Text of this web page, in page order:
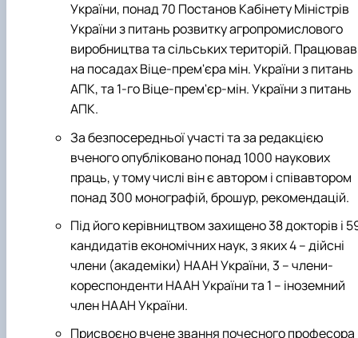
України, понад 70 Постанов Кабінету Міністрів
України з питань розвитку агропромислового
виробництва та сільських територій. Працював
на посадахВіце-прем'єра мін. України з питань
АПК, та 1-го Віце-прем'єр-мін. України з питань
АПК.
За безпосередньої участі та за редакцією
вченого опубліковано по­над 1000 наукових
праць, у тому числі він є автором і співавтором
по­над 300 монографій, брошур, рекомендацій.
Під його керівництвом захищено 38 докторів і
кандидатів економічних наук, з яких 4 – дійсні
члени (академіки) НААН України, 3 – члени-
кореспонденти НААН України та 1 – іноземний
член НААН України.
Присвоєно вчене звання почесного професора